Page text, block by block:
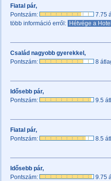
Fiatal pár,
Pontszám:
7.75
több információ erről: Hétvége a
Család nagyobb gyerekkel,
Pontszám:
8
Idősebb pár,
Pontszám:
9.5
Fiatal pár,
Pontszám:
8.5
Idősebb pár,
Pontszám:
9.75